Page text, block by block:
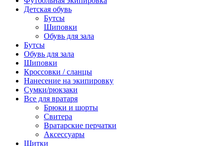
Детская обувь
Бутсы
Шиповки
Обувь для зала
Бутсы
Обувь для зала
Шиповки
Кроссовки / сланцы
Нанесение на экипировку
Сумки/рюкзаки
Все для вратаря
Брюки и шорты
Cвитера
Вратарские перчатки
Аксессуары
Щитки